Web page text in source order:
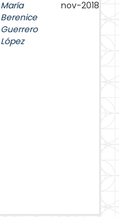
María
Berenice
Guerrero
López
nov-2018